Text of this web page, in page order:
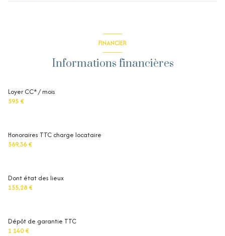
FINANCIER
Informations financières
Loyer CC* / mois
595 €
Honoraires TTC charge locataire
569,36 €
Dont état des lieux
155,28 €
Dépôt de garantie TTC
1 140 €